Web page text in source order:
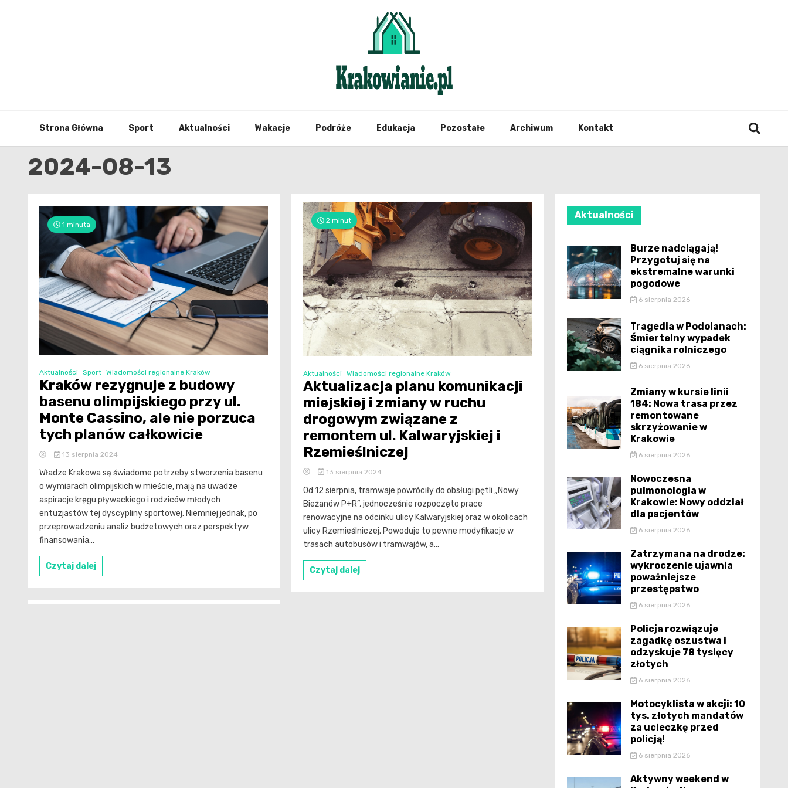
Strona Główna Sport Aktualności Wakacje Podróże Edukacja Pozostałe Archiwum Kontakt
2024-08-13
1 minuta
Aktualności Sport Wiadomości regionalne Kraków
Kraków rezygnuje z budowy
basenu olimpijskiego przy ul.
Monte Cassino, ale nie porzuca
tych planów całkowicie
13 sierpnia 2024
Władze Krakowa są świadome potrzeby stworzenia basenu
o wymiarach olimpijskich w mieście, mają na uwadze
aspiracje kręgu pływackiego i rodziców młodych
entuzjastów tej dyscypliny sportowej. Niemniej jednak, po
przeprowadzeniu analiz budżetowych oraz perspektyw
finansowania...
Czytaj dalej
2 minut
Aktualności Wiadomości regionalne Kraków
Aktualizacja planu komunikacji
miejskiej i zmiany w ruchu
drogowym związane z
remontem ul. Kalwaryjskiej i
Rzemieślniczej
13 sierpnia 2024
Od 12 sierpnia, tramwaje powróciły do obsługi pętli „Nowy
Bieżanów P+R”, jednocześnie rozpoczęto prace
renowacyjne na odcinku ulicy Kalwaryjskiej oraz w okolicach
ulicy Rzemieślniczej. Powoduje to pewne modyfikacje w
trasach autobusów i tramwajów, a...
Czytaj dalej
Aktualności
Burze nadciągają!
Przygotuj się na
ekstremalne warunki
pogodowe
6 sierpnia 2026
Tragedia w Podolanach:
Śmiertelny wypadek
ciągnika rolniczego
6 sierpnia 2026
Zmiany w kursie linii
184: Nowa trasa przez
remontowane
skrzyżowanie w
Krakowie
6 sierpnia 2026
Nowoczesna
pulmonologia w
Krakowie: Nowy oddział
dla pacjentów
6 sierpnia 2026
Zatrzymana na drodze:
wykroczenie ujawnia
poważniejsze
przestępstwo
6 sierpnia 2026
Policja rozwiązuje
zagadkę oszustwa i
odzyskuje 78 tysięcy
złotych
6 sierpnia 2026
Motocyklista w akcji: 10
tys. złotych mandatów
za ucieczkę przed
policją!
6 sierpnia 2026
Aktywny weekend w